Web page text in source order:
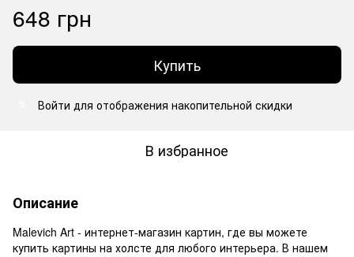
648 грн
Купить
Войти для отображения накопительной скидки
В избранное
Описание
Malevich Art - интернет-магазин картин, где вы можете
купить картины на холсте для любого интерьера. В нашем